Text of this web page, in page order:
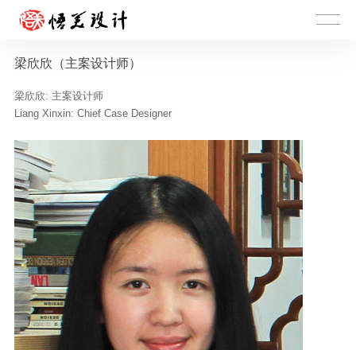
梁欣欣（主案设计师）
梁欣欣: 主案设计师
Liang Xinxin: Chief Case Designer